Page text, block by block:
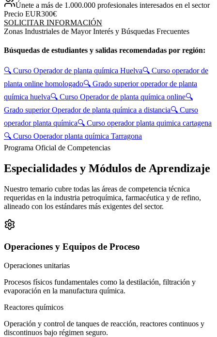
Únete a más de 1.000.000 profesionales interesados en el sector
Precio EUR300€
SOLICITAR INFORMACIÓN
Zonas Industriales de Mayor Interés y Búsquedas Frecuentes
Búsquedas de estudiantes y salidas recomendadas por región:
🔍 Curso Operador de planta química Huelva🔍 Curso operador de
planta online homologado🔍 Grado superior operador de planta
química huelva🔍 Curso Operador de planta química online🔍
Grado superior Operador de planta química a distancia🔍 Curso
operador planta química🔍 Curso operador planta quimica cartagena
🔍 Curso Operador planta química Tarragona
Programa Oficial de Competencias
Especialidades y Módulos de Aprendizaje
Nuestro temario cubre todas las áreas de competencia técnica
requeridas en la industria petroquímica, farmacéutica y de refino,
alineado con los estándares más exigentes del sector.
Operaciones y Equipos de Proceso
Operaciones unitarias
Procesos físicos fundamentales como la destilación, filtración y
evaporación en la manufactura química.
Reactores químicos
Operación y control de tanques de reacción, reactores continuos y
discontinuos bajo régimen seguro.